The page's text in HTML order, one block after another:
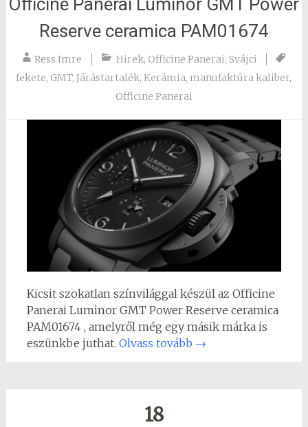
Officine Panerai Luminor GMT Power
Reserve ceramica PAM01674
Ress Imre Hirek, Officine Panerai, Svájci
fekete, GMT,Járástartalék,Kerámia, manufaktúra kaliber,
Officine Panerai
Kicsit szokatlan színvilággal készül az Officine
Panerai Luminor GMT Power Reserve ceramica
PAM01674 , amelyről még egy másik márka is
eszünkbe juthat. Olvass tovább →
18